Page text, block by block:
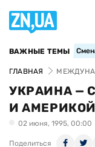
ВАЖНЫЕ ТЕМЫ
ГЛАВНАЯ
УКРАИНА —
И АМЕРИКОЙ
02 июня, 1995, 00:00
Поделиться